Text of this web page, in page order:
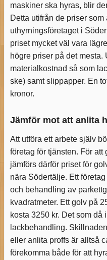
maskiner ska hyras, blir
Detta utifrån de priser som
uthyrningsföretaget i
priset mycket väl vara
högre priser på det mesta.
materialkostnad så som
ske) samt slippapper. En
kronor.
Jämför mot att anlita
Att utföra ett arbete själv
företag för tjänsten. För att
jämförs därför priset för
nära Södertälje. Ett
och behandling av
kvadratmeter. Ett golv på
kosta 3250 kr. Det som då
lackbehandling.
eller anlita proffs är alltså
förekomma både för att